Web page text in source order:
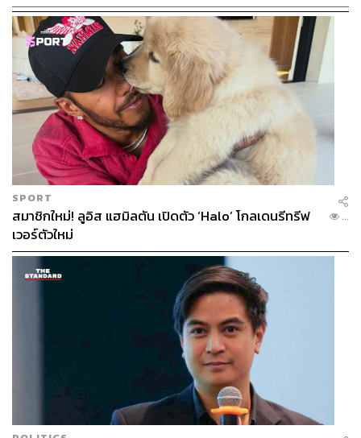
SPORT
สมาชิกใหม่! ลูอิส แฮมิลตัน เปิดตัว ‘Halo’ โกลเดนรีทรีฟ
เวอร์ตัวใหม่
...